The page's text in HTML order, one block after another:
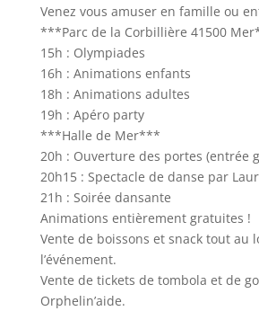
Venez vous amuser en famille ou
***Parc de la Corbillière 41500
15h : Olympiades
16h : Animations enfants
18h : Animations adultes
19h : Apéro party
***Halle de Mer***
20h : Ouverture des portes (entrée
20h15 : Spectacle de danse par
21h : Soirée dansante
Animations entièrement gratuites !
Vente de boissons et snack tout au
l’événement.
Vente de tickets de tombola et de
Orphelin’aide.